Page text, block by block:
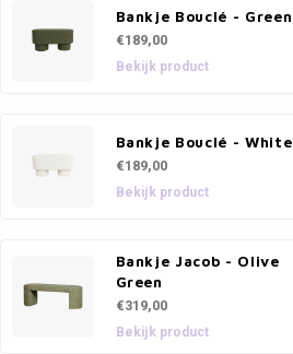
Bankje Bouclé - Green
€189,00
Bekijk product
Bankje Bouclé - White
€189,00
Bekijk product
Bankje Jacob - Olive
Green
€319,00
Bekijk product